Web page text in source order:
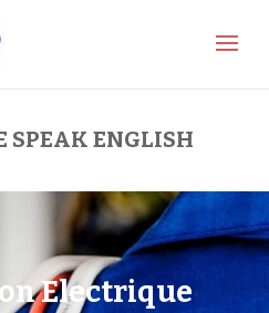
SPEAK ENGLISH
Electrique